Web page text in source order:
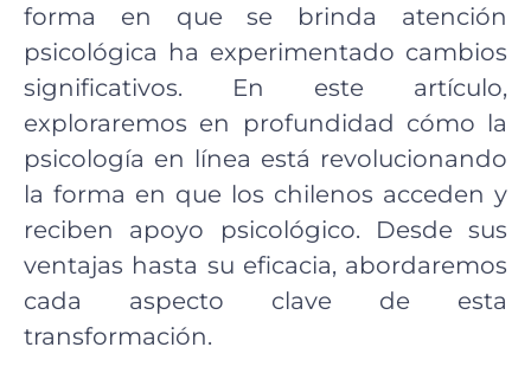
forma en que se brinda atención
psicológica ha experimentado cambios
significativos. En este artículo,
exploraremos en profundidad cómo la
psicología en línea está revolucionando
la forma en que los chilenos acceden y
reciben apoyo psicológico. Desde sus
ventajas hasta su eficacia, abordaremos
cada aspecto clave de esta
transformación.